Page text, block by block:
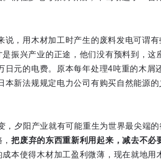
说，用木材加工时产生的废料发电可谓
振兴产业的正途，他们没有预料到，这
日元的电费。原本每年处理4吨重的木屑
本新法规规定电力公司有购买自然能源
，夕阳产业就有可能重生为世界最尖端
，把废弃的东西重新利用起来，减去不必
本使得木材加工盈利微薄，现在就地用